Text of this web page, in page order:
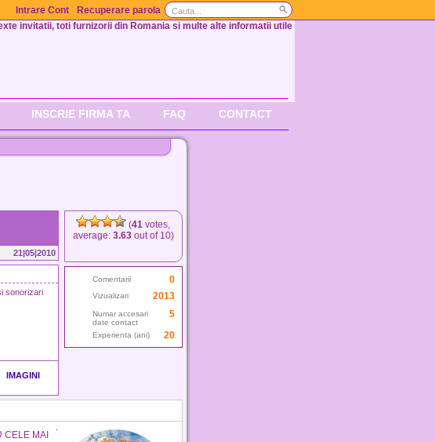
Intrare Cont
Recuperare parola
invitatii, toti furnizorii din Romania si multe alte informatii utile
INSCRIE FIRMA TA FAQ CONTACT
21|05|2010
sonorizari
IMAGINI
(41 votes,
average: 3.63out of 10)
Comentarii 0
Vizualizari 2013
Numar accesari
date contact
5
Experienta (ani) 20
CELE MAI